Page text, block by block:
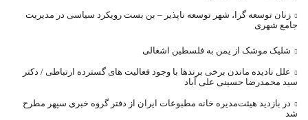
زنان توسعه گرا، شهر توسعه ناپذیر – بن بست رویکرد سیاسی در مدیریت
جامع شهری
شلیک موشک از یمن به فلسطین اشغالی
علل نادیده ماندن برخی برندها با وجود فعالیت های گسترده ارتباطی / دکتر
سید محمدرضا حسینی علی آباد
در بازدید هیئت‌مدیره خانه مطبوعات ایران از دفتر گروه خبری سپهر مطرح
شد